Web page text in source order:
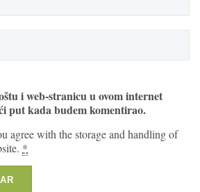
i web-stranicu u ovom internet
put kada budem komentirao.
agree with the storage and handling of
*